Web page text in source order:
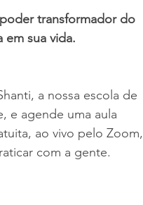
transformador do
em sua vida.
a nossa escola de
e agende uma aula
ao vivo pelo Zoom,
com a gente.